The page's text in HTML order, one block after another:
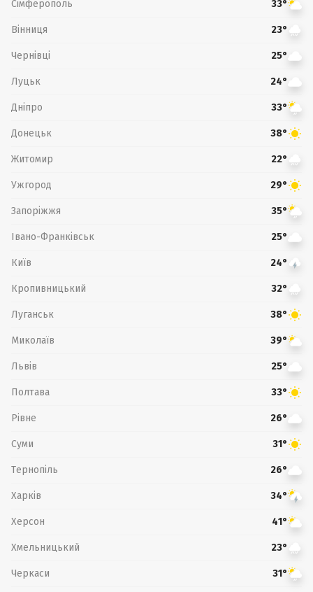
Сімферополь 33°
Вінниця 23°
Чернівці 25°
Луцьк 24°
Дніпро 33°
Донецьк 38°
Житомир 22°
Ужгород 29°
Запоріжжя 35°
Івано-Франківськ 25°
Київ 24°
Кропивницький 32°
Луганськ 38°
Миколаїв 39°
Львів 25°
Полтава 33°
Рівне 26°
Суми 31°
Тернопіль 26°
Харків 34°
Херсон 41°
Хмельницький 23°
Черкаси 31°